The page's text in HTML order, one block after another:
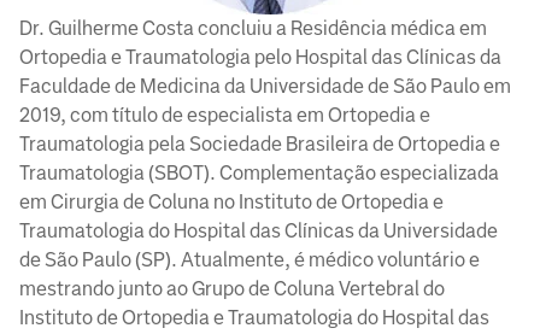
Dr. Guilherme Costa concluiu a Residência médica em
Ortopedia e Traumatologia pelo Hospital das Clínicas da
Faculdade de Medicina da Universidade de São Paulo em
2019, com título de especialista em Ortopedia e
Traumatologia pela Sociedade Brasileira de Ortopedia e
Traumatologia (SBOT). Complementação especializada
em Cirurgia de Coluna no Instituto de Ortopedia e
Traumatologia do Hospital das Clínicas da Universidade
de São Paulo (SP). Atualmente, é médico voluntário e
mestrando junto ao Grupo de Coluna Vertebral do
Instituto de Ortopedia e Traumatologia do Hospital das